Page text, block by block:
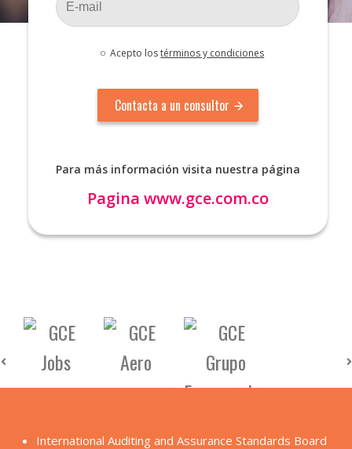
Acepto lostérminos y condiciones
Para más información visita nuestra página
Pagina www.gce.com.co
International Auditing and Assurance Standards Board